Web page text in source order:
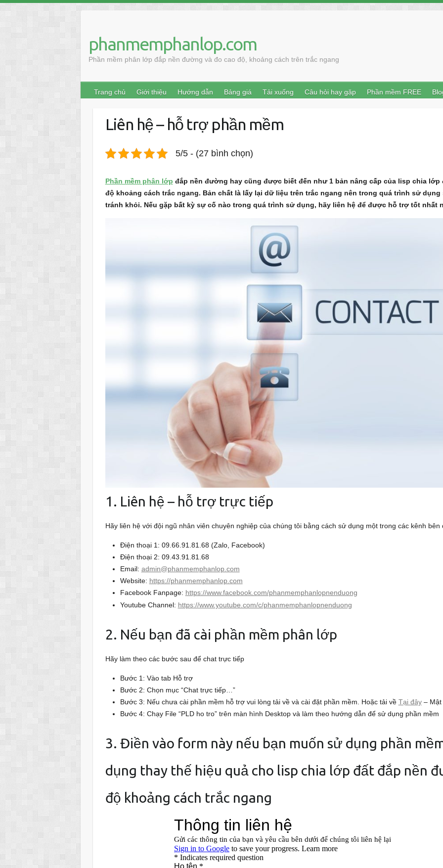
content
phanmemphanlop.com
Phần mềm phân lớp đắp nền đường và đo cao độ, khoảng cách trên trắc ngang
Trang chủ Giới thiệu Hướng dẫn Bảng giá Tải xuống Câu hỏi hay gặp Phần mềm FREE
Liên hệ – hỗ trợ phần mềm
5/5 - (27 bình chọn)
Phần mềm phân lớp đắp nền đường hay cũng được biết đến như 1 bản nâng cấp của lisp chia
độ khoảng cách trắc ngang. Bản chất là lấy lại dữ liệu trên trắc ngang nên trong quá trình sử
tránh khỏi. Nếu gặp bất kỳ sự cố nào trong quá trình sử dụng, hãy liên hệ để được hỗ trợ tốt nhất
1. Liên hệ – hỗ trợ trực tiếp
Hãy liên hệ với đội ngũ nhân viên chuyên nghiệp của chúng tôi bằng cách sử dụng một trong các kênh bên
Điện thoại 1: 09.66.91.81.68 (Zalo, Facebook)
Điện thoại 2: 09.43.91.81.68
Email: admin@phanmemphanlop.com
Website: https://phanmemphanlop.com
Facebook Fanpage: https://www.facebook.com/phanmemphanlopnenduong
Youtube Channel: https://www.youtube.com/c/phanmemphanlopnenduong
2. Nếu bạn đã cài phần mềm phân lớp
Hãy làm theo các bước sau để chat trực tiếp
Bước 1: Vào tab Hỗ trợ
Bước 2: Chọn mục “Chat trực tiếp…”
Bước 3: Nếu chưa cài phần mềm hỗ trợ vui lòng tải về và cài đặt phần mềm. Hoặc tải về Tại đây– Mật
Bước 4: Chạy File “PLD ho tro” trên màn hình Desktop và làm theo hướng dẫn để sử dụng phần mềm
3. Điền vào form này nếu bạn muốn sử dụng phần
dụng thay thế hiệu quả cho lisp chia lớp đất đắp nền
độ khoảng cách trắc ngang